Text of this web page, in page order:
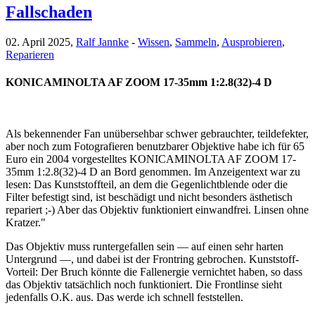
Fallschaden
02. April 2025, Ralf Jannke - Wissen, Sammeln, Ausprobieren,
Reparieren
KONICAMINOLTA AF ZOOM 17-35mm 1:2.8(32)-4 D
Als bekennender Fan unübersehbar schwer gebrauchter, teildefekter,
aber noch zum Fotografieren benutzbarer Objektive habe ich für 65
Euro ein 2004 vorgestelltes KONICAMINOLTA AF ZOOM 17-
35mm 1:2.8(32)-4 D an Bord genommen. Im Anzeigentext war zu
lesen: Das Kunststoffteil, an dem die Gegenlichtblende oder die
Filter befestigt sind, ist beschädigt und nicht besonders ästhetisch
repariert ;-) Aber das Objektiv funktioniert einwandfrei. Linsen ohne
Kratzer."
Das Objektiv muss runtergefallen sein — auf einen sehr harten
Untergrund —, und dabei ist der Frontring gebrochen. Kunststoff-
Vorteil: Der Bruch könnte die Fallenergie vernichtet haben, so dass
das Objektiv tatsächlich noch funktioniert. Die Frontlinse sieht
jedenfalls O.K. aus. Das werde ich schnell feststellen.